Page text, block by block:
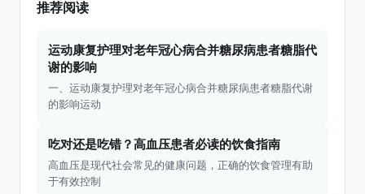
推荐阅读
运动康复护理对老年冠心病合并糖尿病患者糖脂代
谢的影响
一、运动康复护理对老年冠心病合并糖尿病患者糖脂代谢
的影响运动
吃对还是吃错？高血压患者必读的饮食指南
高血压是现代社会常见的健康问题，正确的饮食管理有助
于有效控制